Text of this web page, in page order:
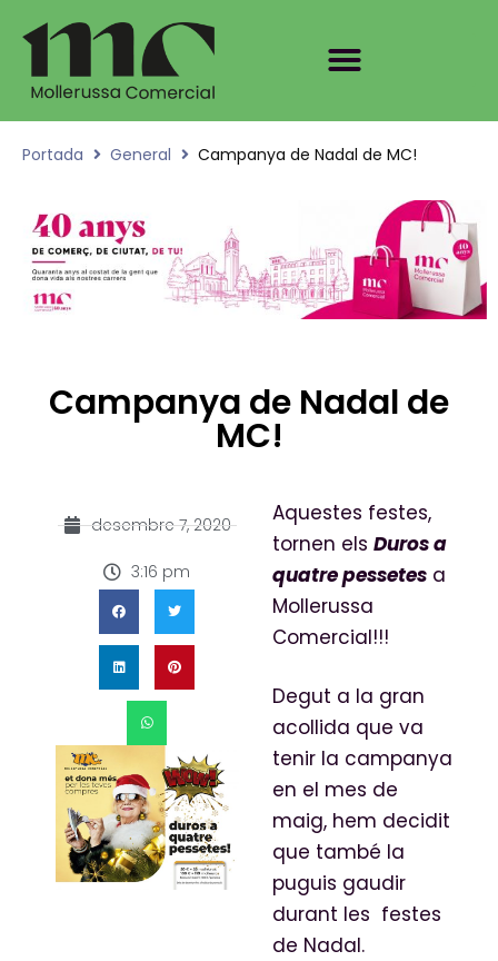
Portada General Campanya de Nadal de MC!
Campanya de Nadal de
MC!
desembre 7, 2020
3:16 pm
Aquestes festes,
tornen els Duros a
quatre pessetesa
Mollerussa
Comercial!!!
Degut a la gran
acollida que va
tenir la campanya
en el mes de
maig, hem decidit
que també la
puguis gaudir
durant les festes
de Nadal.